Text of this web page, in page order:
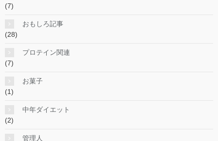
(7)
おもしろ記事
(28)
プロテイン関連
(7)
お菓子
(1)
中年ダイエット
(2)
管理人